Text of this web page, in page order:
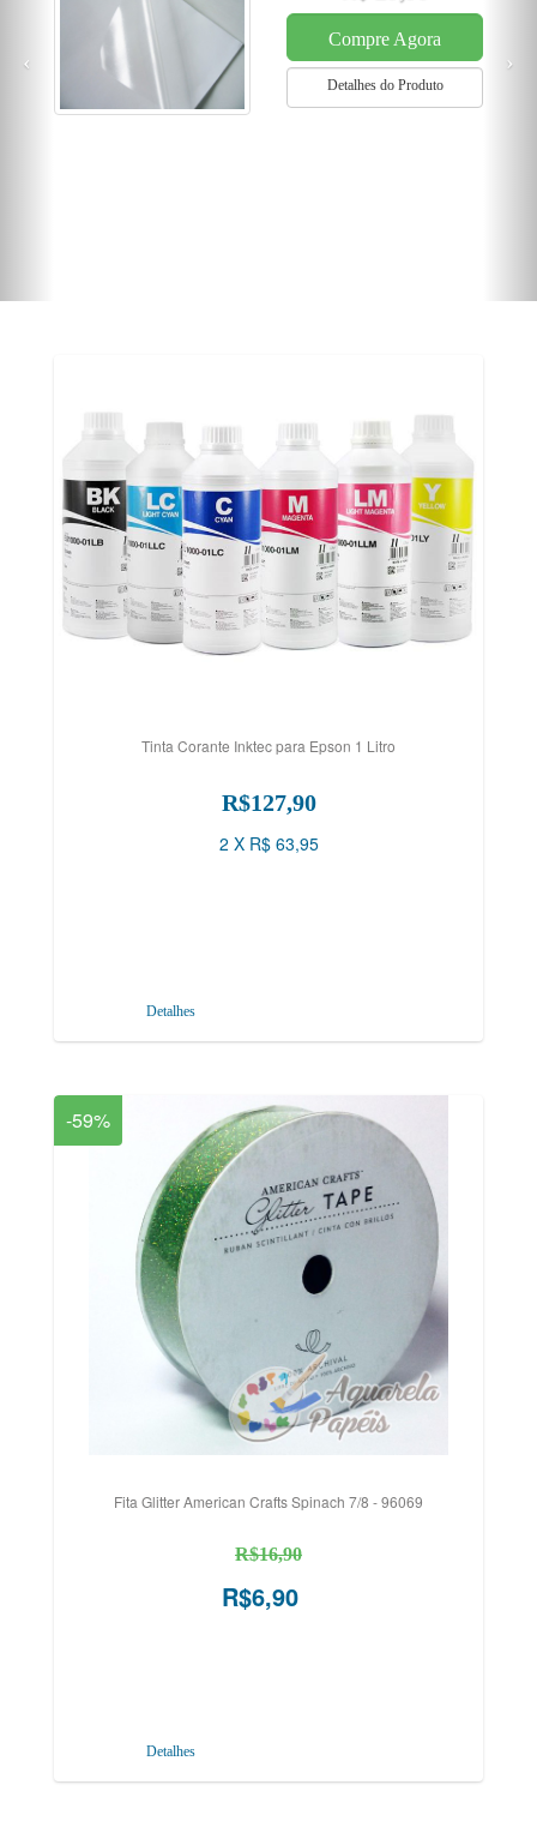
Compre Agora
Detalhes do Produto
Tinta Corante Inktec para Epson 1 Litro
R$127,90
2 X R$ 63,95
Detalhes
-59%
Fita Glitter American Crafts Spinach 7/8 - 96069
R$16,90
R$6,90
Detalhes